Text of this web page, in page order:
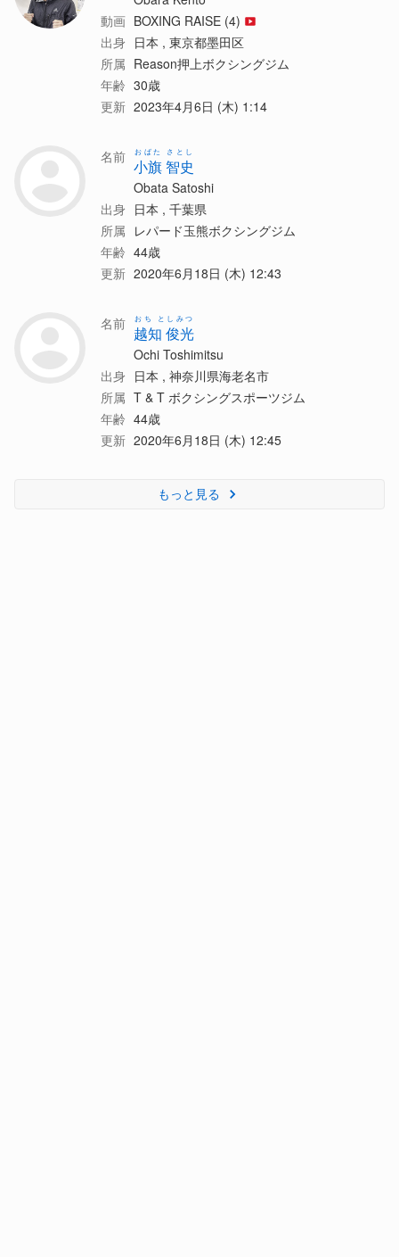
動画 BOXING RAISE (4)
出身 日本 , 東京都墨田区
所属 Reason押上ボクシングジム
年齢 30歳
更新 2023年4月6日 (木) 1:14
名前 小旗 智史
おばた さとし
Obata Satoshi
出身 日本 , 千葉県
所属 レパード玉熊ボクシングジム
年齢 44歳
更新 2020年6月18日 (木) 12:43
名前 越知 俊光
おち としみつ
Ochi Toshimitsu
出身 日本 , 神奈川県海老名市
所属 T & T ボクシングスポーツジム
年齢 44歳
更新 2020年6月18日 (木) 12:45
もっと見る